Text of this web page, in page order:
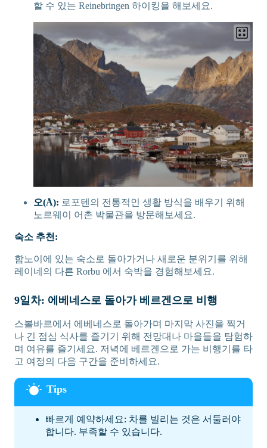
할 수 있는 Reinebringen 하이킹을 해보세요.
오(Å): 로포텐의 전통적인 생활 방식을 배우기 위해
노르웨이 어촌 박물관을 방문해보세요.
숙소 추천:
함노이에 있는 숙소로 돌아가거나 새로운 분위기를 위해
레이네의 다른 Rorbu 에서 숙박을 경험해보세요.
9일차: 에베네스로 돌아가 베르겐으로 비행
스볼바르에서 에베네스로 돌아가며 마지막 사진을 찍거
나 긴 점심 식사를 즐기기 위해 전망대나 마을들을 탐험하
며 여유를 즐기세요. 저녁에 베르겐으로 가는 비행기를 타
고 여정의 다음 구간을 준비하세요.
빠르게 예약하세요: 차를 빌리는 것은 서둘러야
합니다. 부족할 수 있습니다.